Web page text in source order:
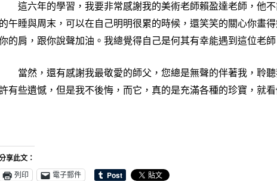
這六年的學習，我要非常感謝我的美術老師賴盈達老師，他不
的午睡與周末，可以在自己明明很累的時候，還笑笑的關心你畫
的肩，跟你說聲加油。我總覺得自己是何其有幸能遇到這位老
當然，還有感謝我最敬愛的師父，您總是無聲的伴著我，聆聽
有些遺憾，但是我不後悔，而它，真的是充滿各種的珍寶，就看
享此文：
列印
電子郵件